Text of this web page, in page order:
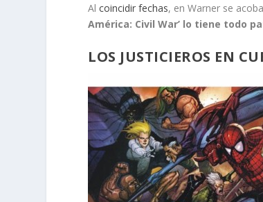
Alcoincidir fechas, en Warner se
América: Civil War’ lo tiene todo
LOS JUSTICIEROS EN